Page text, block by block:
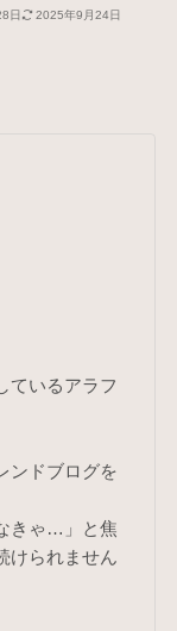
日 2025年9月24日
ているアラフ
ンドブログを
きゃ…」と焦
けられません